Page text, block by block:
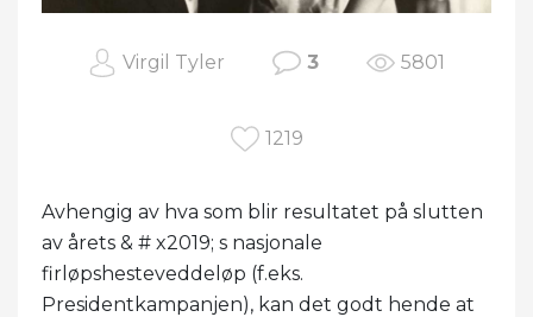
Virgil Tyler 3 5801
1219
Avhengig av hva som blir resultatet på slutten
av årets & # x2019; s nasjonale
firløpshesteveddeløp (f.eks.
Presidentkampanjen), kan det godt hende at